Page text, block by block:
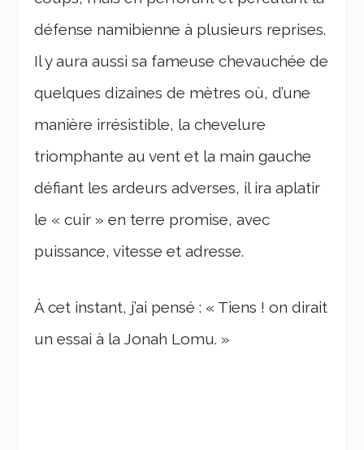
défense namibienne à plusieurs reprises.
Il y aura aussi sa fameuse chevauchée de
quelques dizaines de mètres où, d’une
manière irrésistible, la chevelure
triomphante au vent et la main gauche
défiant les ardeurs adverses, il ira aplatir
le « cuir » en terre promise, avec
puissance, vitesse et adresse.
À cet instant, j’ai pensé : « Tiens ! on dirait
un essai à la Jonah Lomu. »